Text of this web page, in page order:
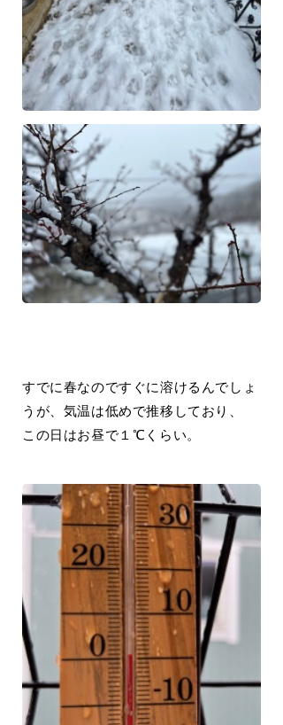
すでに春なのですぐに溶けるんでしょ
うが、気温は低めで推移しており、
この日はお昼で１℃くらい。